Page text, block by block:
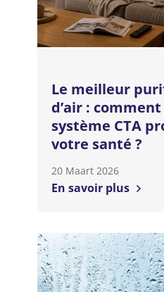
Le meilleur
d’air :
système CTA
votre santé ?
20 Maart 2026
En savoir plus